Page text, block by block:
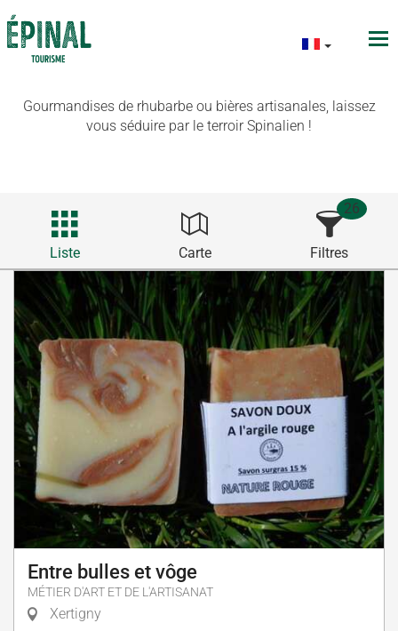
Gourmandises de rhubarbe ou bières artisanales, laissez
vous séduire par le terroir Spinalien !
Liste Carte Filtres
26
Entre bulles et vôge
MÉTIER D'ART ET DE L'ARTISANAT
Xertigny